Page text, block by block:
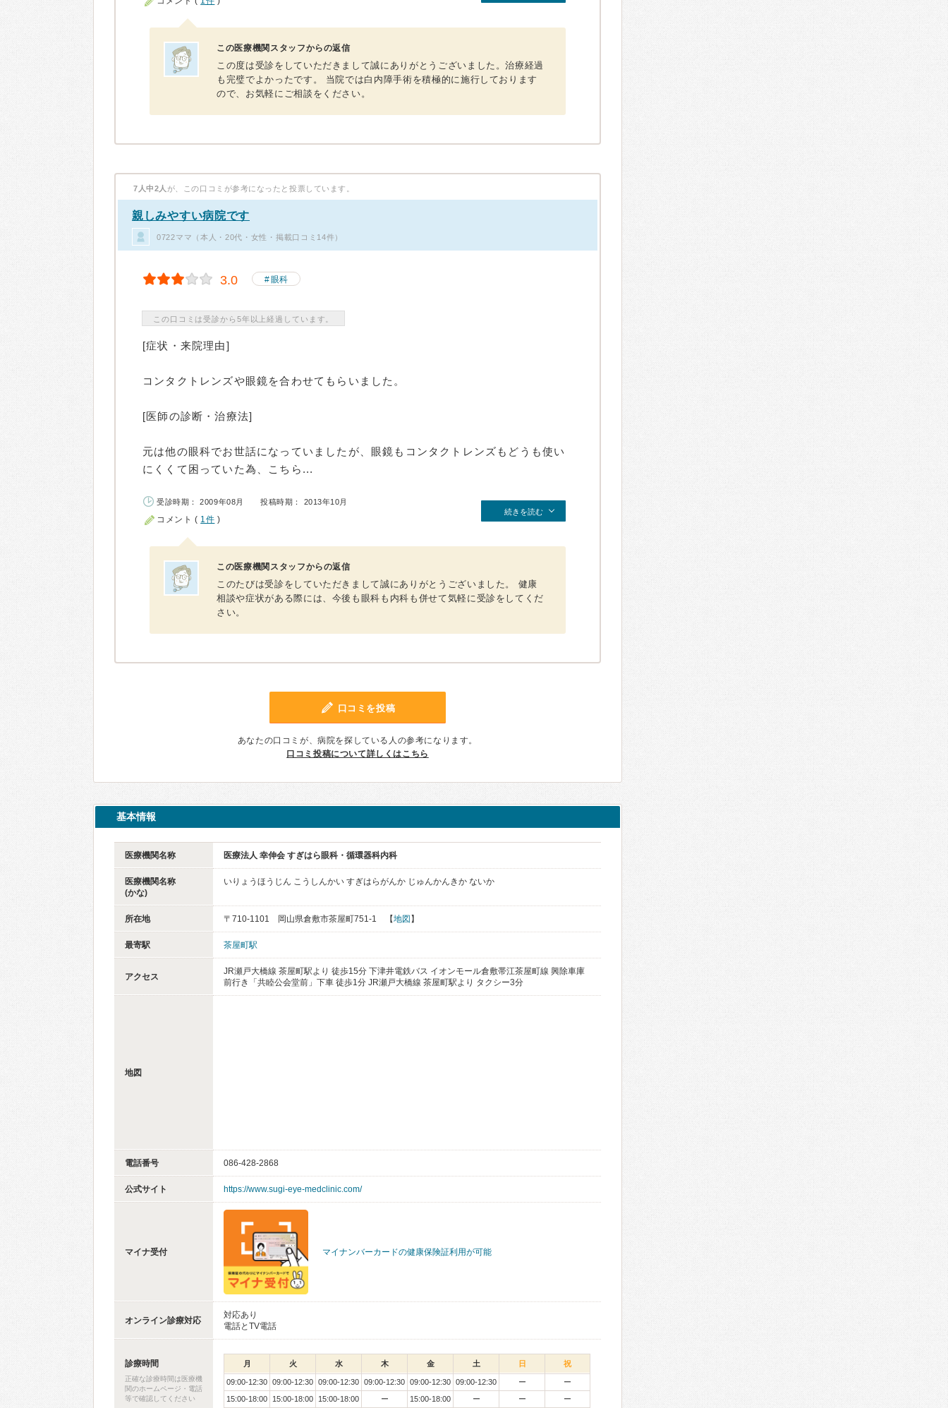
この医療機関スタッフからの返信
この度は受診をしていただきまして誠にありがとうございました。治療経過
も完璧でよかったです。 当院では白内障手術を積極的に施行しております
ので、お気軽にご相談をください。
7人中2人 が、この口コミが参考になったと投票しています。
親しみやすい病院です
0722ママ（本人・20代・女性・掲載口コミ14件）
3.0 眼科
この口コミは受診から5年以上経過しています。
[症状・来院理由]
コンタクトレンズや眼鏡を合わせてもらいました。
[医師の診断・治療法]
元は他の眼科でお世話になっていましたが、眼鏡もコンタクトレンズもどうも使い
にくくて困っていた為、こちら...
受診時期： 2009年08月 投稿時期： 2013年10月
コメント ( 1件 )
続きを読む
この医療機関スタッフからの返信
このたびは受診をしていただきまして誠にありがとうございました。 健康
相談や症状がある際には、今後も眼科も内科も併せて気軽に受診をしてくだ
さい。
口コミを投稿
あなたの口コミが、病院を探している人の参考になります。
口コミ投稿について詳しくはこちら
基本情報
医療機関名称 医療法人 幸伸会 すぎはら眼科・循環器科内科
医療機関名称
(かな)
いりょうほうじん こうしんかい すぎはらがんか じゅんかんきか ないか
所在地 〒710-1101 岡山県倉敷市茶屋町751-1 【地図 】
最寄駅 茶屋町駅
アクセス
JR瀬戸大橋線 茶屋町駅より 徒歩15分 下津井電鉄バス イオンモール倉敷帯江茶屋町線 興除車庫
前行き「共睦公会堂前」下車 徒歩1分 JR瀬戸大橋線 茶屋町駅より タクシー3分
地図
電話番号 086-428-2868
公式サイト https://www.sugi-eye-medclinic.com/
マイナ受付 マイナンバーカードの健康保険証利用が可能
オンライン診療対応
対応あり
電話とTV電話
診療時間
正確な診療時間は医療機
関のホームページ・電話
等で確認してください
月 火 水 木 金 土 日 祝
09:00-12:30 09:00-12:30 09:00-12:30 09:00-12:30 09:00-12:30 09:00-12:30 ー
ー
15:00-18:00
15:00-18:00 15:00-18:00 ー 15:00-18:00 ー ー ー